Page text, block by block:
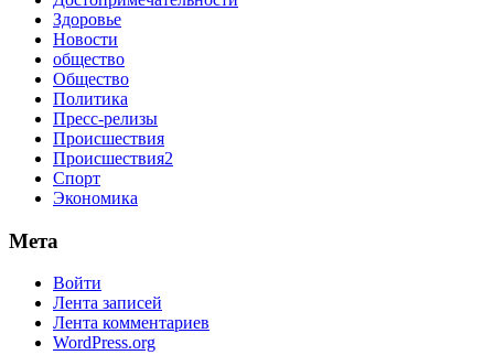
Здоровье
Новости
общество
Общество
Политика
Пресс-релизы
Происшествия
Происшествия2
Спорт
Экономика
Мета
Войти
Лента записей
Лента комментариев
WordPress.org